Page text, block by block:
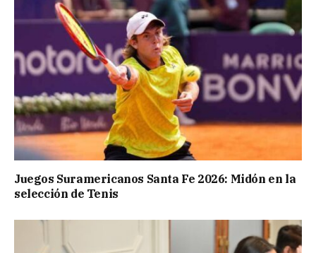
Juegos Suramericanos Santa Fe 2026: Midón en la
selección de Tenis